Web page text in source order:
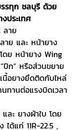
รทุก ชลบุรี ด้วย
ประเทศ
ลาย
าย และ หน้ายาง
ย หน้ายาง Wing
ก” หรือส่วนขยาย
นื้อยางยึดติดกับไหล่
ทานต่อแรงบิดเวลา
ละ ยางผ้าใบ โดย
ด้แก่ 11R-22.5 ,